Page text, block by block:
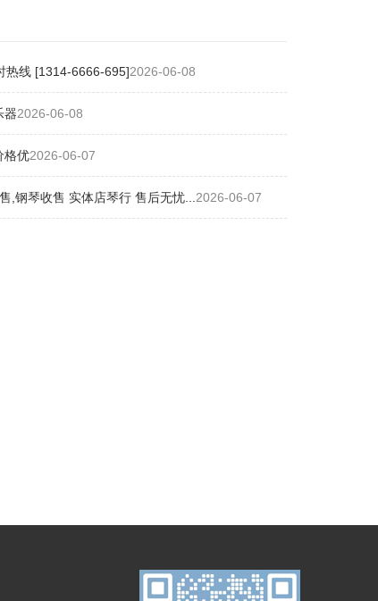
热线 [1314-6666-695]2026-06-08
器2026-06-08
格优2026-06-07
,钢琴收售 实体店琴行 售后无忧... 2026-06-07